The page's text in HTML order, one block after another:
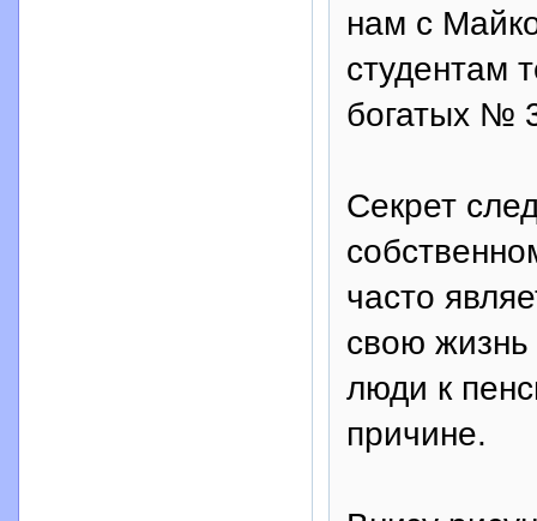
нам с
студентам
богатых №
Секрет
часто
свою жизнь
люди к
причине.